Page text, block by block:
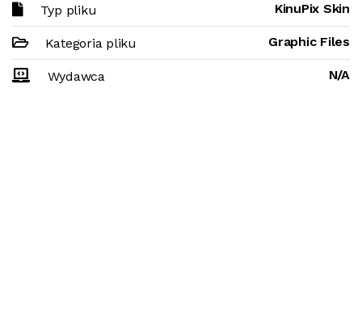
Typ pliku KinuPix Skin
Kategoria pliku Graphic Files
Wydawca N/A